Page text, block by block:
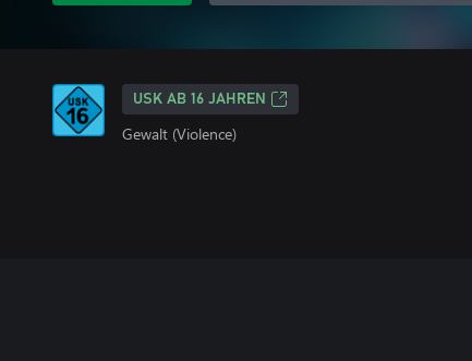
USK AB 16 JAHREN
Gewalt (Violence)